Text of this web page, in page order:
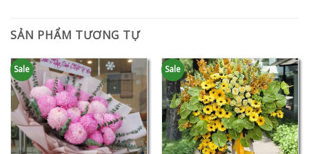
SẢN PHẨM TƯƠNG TỰ
Sale Sale